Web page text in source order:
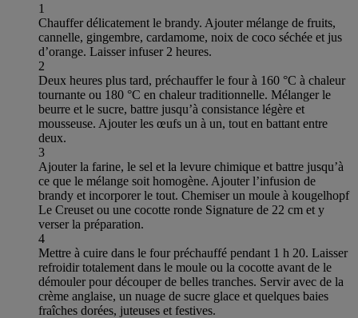
1
Chauffer délicatement le brandy. Ajouter mélange de fruits,
cannelle, gingembre, cardamome, noix de coco séchée et jus
d’orange. Laisser infuser 2 heures.
2
Deux heures plus tard, préchauffer le four à 160 °C à chaleur
tournante ou 180 °C en chaleur traditionnelle. Mélanger le
beurre et le sucre, battre jusqu’à consistance légère et
mousseuse. Ajouter les œufs un à un, tout en battant entre
deux.
3
Ajouter la farine, le sel et la levure chimique et battre jusqu’à
ce que le mélange soit homogène. Ajouter l’infusion de
brandy et incorporer le tout. Chemiser un moule à kougelhopf
Le Creuset ou une cocotte ronde Signature de 22 cm et y
verser la préparation.
4
Mettre à cuire dans le four préchauffé pendant 1 h 20. Laisser
refroidir totalement dans le moule ou la cocotte avant de le
démouler pour découper de belles tranches. Servir avec de la
crème anglaise, un nuage de sucre glace et quelques baies
fraîches dorées, juteuses et festives.